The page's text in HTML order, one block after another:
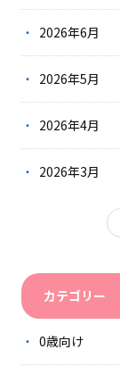
2026年6月
2026年5月
2026年4月
2026年3月
カテゴリー
0歳向け